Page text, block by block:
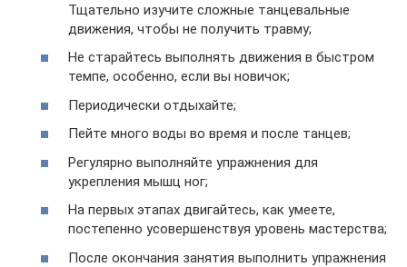
Тщательно изучите сложные танцевальные
движения, чтобы не получить травму;
Не старайтесь выполнять движения в быстром
темпе, особенно, если вы новичок;
Периодически отдыхайте;
Пейте много воды во время и после танцев;
Регулярно выполняйте упражнения для
укрепления мышц ног;
На первых этапах двигайтесь, как умеете,
постепенно усовершенствуя уровень мастерства;
После окончания занятия выполнить упражнения